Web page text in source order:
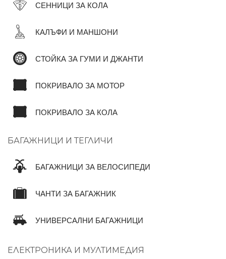
СЕННИЦИ ЗА КОЛА
КАЛЪФИ И МАНШОНИ
СТОЙКА ЗА ГУМИ И ДЖАНТИ
ПОКРИВАЛО ЗА МОТОР
ПОКРИВАЛО ЗА КОЛА
БАГАЖНИЦИ И ТЕГЛИЧИ
БАГАЖНИЦИ ЗА ВЕЛОСИПЕДИ
ЧАНТИ ЗА БАГАЖНИК
УНИВЕРСАЛНИ БАГАЖНИЦИ
ЕЛЕКТРОНИКА И МУЛТИМЕДИЯ